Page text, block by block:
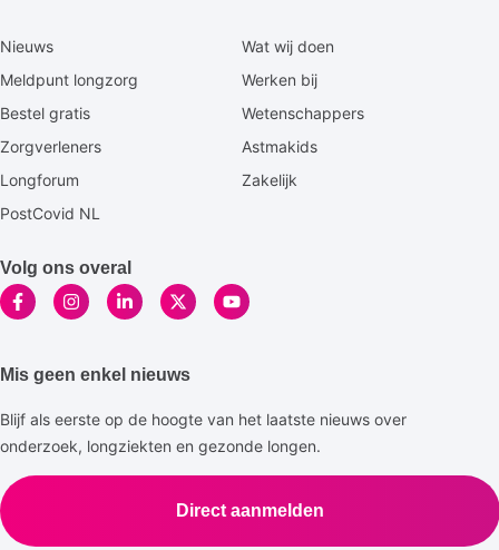
Secundaire
Nieuws
Wat wij doen
Meldpunt longzorg
Werken bij
Bestel gratis
Wetenschappers
Zorgverleners
Astmakids
Longforum
Zakelijk
PostCovid NL
Volg ons overal
Mis geen enkel nieuws
Blijf als eerste op de hoogte van het laatste nieuws over
onderzoek, longziekten en gezonde longen.
Direct aanmelden